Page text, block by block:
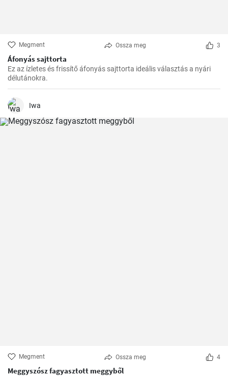
Megment Ossza meg 3
Áfonyás sajttorta
Ez az ízletes és frissítő áfonyás sajttorta ideális választás a nyári
délutánokra.
Iwa
Megment Ossza meg 4
Meggyszósz fagyasztott meggyből